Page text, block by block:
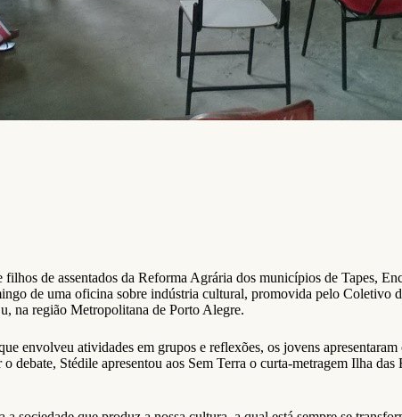
filhos de assentados da Reforma Agrária dos municípios de Tapes,
de uma oficina sobre indústria cultural, promovida pelo
na região Metropolitana de Porto Alegre.
envolveu atividades em grupos e reflexões, os jovens
debate, Stédile apresentou aos Sem Terra o curta-metragem Ilha